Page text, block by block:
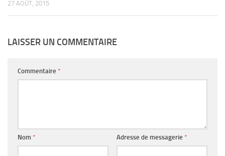
27 AOÛT, 2015
LAISSER UN COMMENTAIRE
Commentaire *
Nom * Adresse de messagerie *